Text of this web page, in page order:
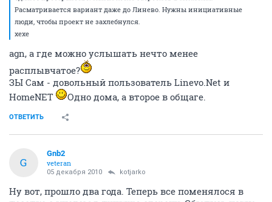
Расматривается вариант даже до Линево. Нужны инициативные
люди, чтобы проект не захлебнулся.
хехе
agn, а где можно услышать нечто менее
расплывчатое?
ЗЫ Сам - довольный пользователь Linevo.Net и
HomeNET
Одно дома, а второе в общаге.
ОТВЕТИТЬ
G
Gnb2
veteran
05 декабря 2010 kotjarko
Ну вот, прошло два года. Теперь все поменялося в